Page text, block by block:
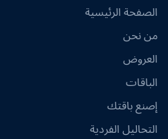
الصفحة الرئيسية
من نحن
العروض
الباقات
إصنع باقتك
التحاليل الفردية